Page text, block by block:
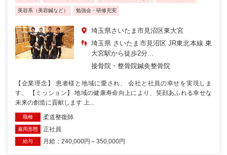
美容系（美容鍼など） 勉強会・研修充実
埼玉県さいたま市見沼区東大宮
埼玉県 さいたま市見沼区 JR東北本線 東
大宮駅から徒歩2分...
接骨院・整骨院鍼灸整骨院
【企業理念】 患者様と地域に愛され、 会社と社員の幸せを実現しま
す。 【ミッション】 地域の健康寿命向上により、笑顔あふれる幸せな
未来の創造に貢献します 上...
職種 柔道整復師
雇用形態 正社員
給与 月給：240,000円～350,000円